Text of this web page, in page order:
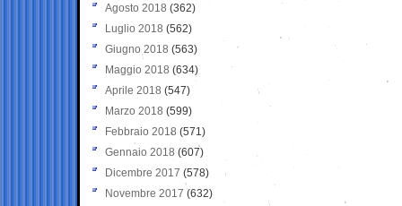
Agosto 2018 (362)
Luglio 2018 (562)
Giugno 2018 (563)
Maggio 2018 (634)
Aprile 2018 (547)
Marzo 2018 (599)
Febbraio 2018 (571)
Gennaio 2018 (607)
Dicembre 2017 (578)
Novembre 2017 (632)